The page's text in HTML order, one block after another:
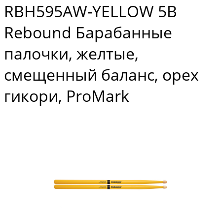
RBH595AW-YELLOW 5B
Rebound Барабанные
палочки, желтые,
смещенный баланс, орех
гикори, ProMark